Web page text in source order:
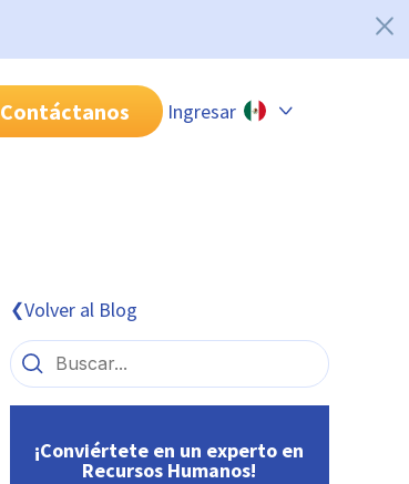
Contáctanos Ingresar
Brasil
❮Volver al Blog
¡Conviértete en un experto en
Recursos Humanos!